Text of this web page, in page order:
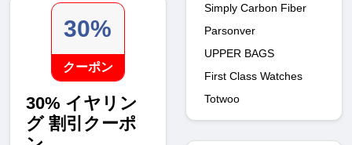
30%
クーポン
30% イヤリン
グ 割引クーポ
Simply Carbon Fiber
Parsonver
UPPER BAGS
First Class Watches
Totwoo